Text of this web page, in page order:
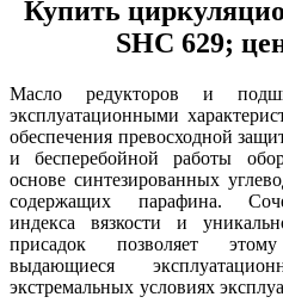
Купить
SHC 629;
Масло редукторов и
эксплуатационными
обеспечения превосходной
и бесперебойной работы
основе синтезированных
содержащих парафина.
индекса вязкости и
присадок позволяет
выдающиеся
экстремальных условиях